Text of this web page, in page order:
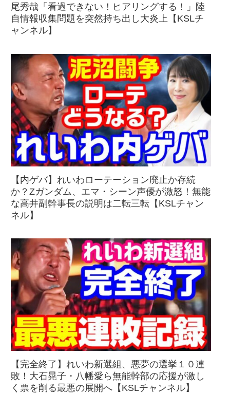
尾秀哉「看過できない！ヒアリングする！」陸
自情報収集問題を突然持ち出し大炎上【KSLチ
ャンネル】
【内ゲバ】れいわローテーション廃止か存続
か？Zガンダム、エマ・シーン声優が激怒！無能
な高井副幹事長の説明は二転三転【KSLチャン
ネル】
【完全終了】れいわ新選組、悪夢の選挙１０連
敗！大石晃子・八幡愛ら無能幹部の応援が激し
く票を削る最悪の展開へ【KSLチャンネル】